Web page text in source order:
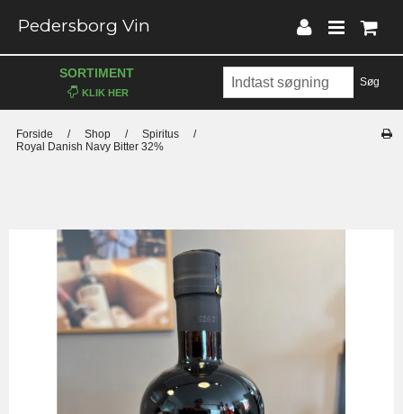
Pedersborg Vin
Søg
SORTIMENT
Forside / Shop / Spiritus
/
Royal Danish Navy Bitter 32%